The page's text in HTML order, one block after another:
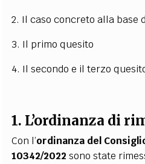
2. Il caso concreto alla base
3. Il primo quesito
4. Il secondo e il terzo
1. L’ordinanza di
Con l’ordinanza del
10342/2022 sono state